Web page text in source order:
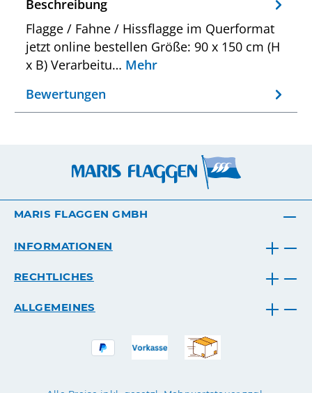
Beschreibung
Flagge / Fahne / Hissflagge im Querformat
jetzt online bestellen Größe: 90 x 150 cm (H
x B) Verarbeitu… Mehr
Bewertungen
MARIS FLAGGEN GMBH
INFORMATIONEN
RECHTLICHES
ALLGEMEINES